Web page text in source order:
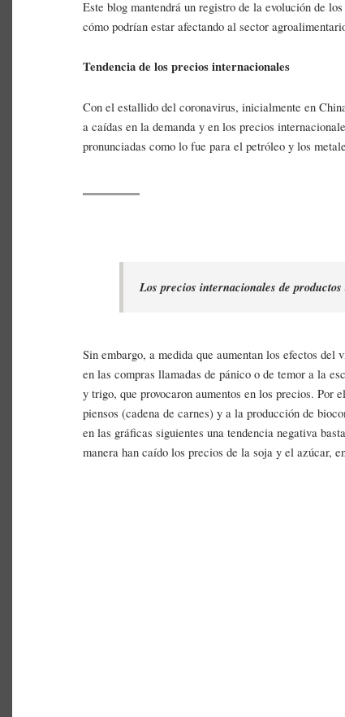
Este blog mantendrá un registro de la evolución de
cómo podrían estar afectando al sector
Tendencia de los precios internacionales
Con el estallido del coronavirus, inicialmente en
a caídas en la demanda y en los precios
pronunciadas como lo fue para el petróleo y los
Los precios internacionales de
Sin embargo, a medida que aumentan los efectos del
en las compras llamadas de pánico o de temor a la
y trigo, que provocaron aumentos en los precios. Por
piensos (cadena de carnes) y a la producción de
en las gráficas siguientes una tendencia negativa
manera han caído los precios de la soja y el azúcar,